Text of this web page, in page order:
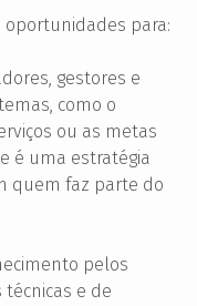
oportunidades para:
gestores e
como o
ou as metas
é uma estratégia
quem faz parte do
pelos
e de